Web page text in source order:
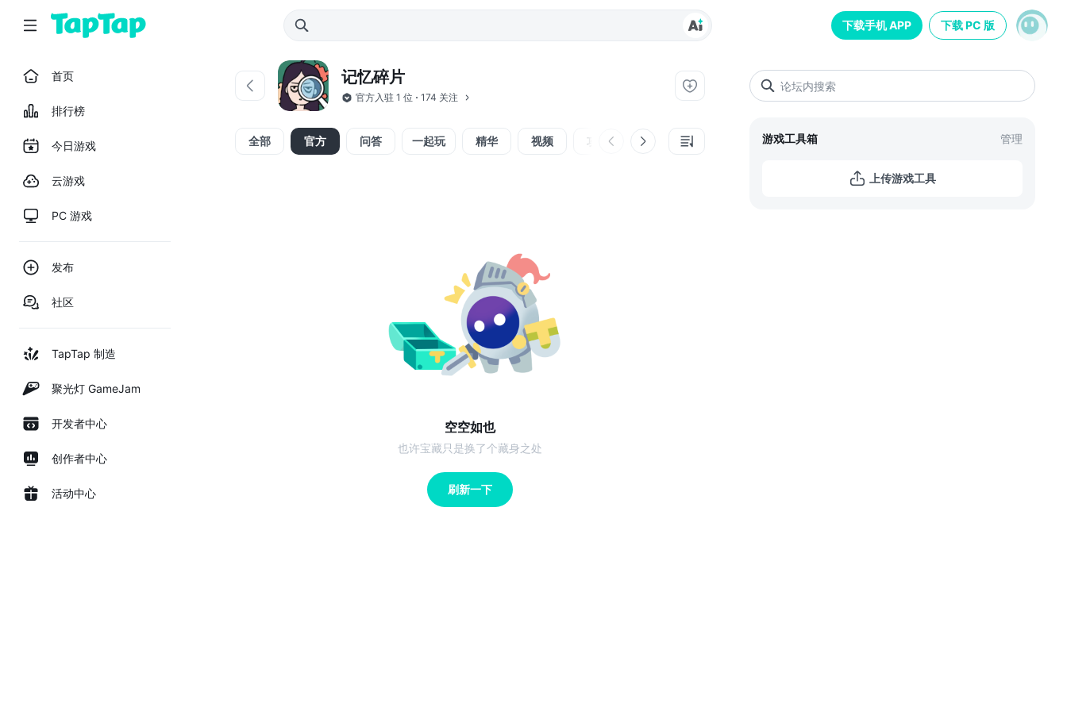
下载手机 APP 下载 PC 版
首页
排行榜
今日游戏
云游戏
PC 游戏
发布
社区
TapTap 制造
聚光灯 GameJam
开发者中心
创作者中心
活动中心
记忆碎片
官方入驻 1 位 174 关注
全部 官方 问答 一起玩 精华 视频 攻略 反馈
空空如也
也许宝藏只是换了个藏身之处
刷新一下
游戏工具箱 管理
上传游戏工具